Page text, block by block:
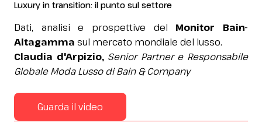
Luxury in transition: il punto sul settore
Dati, analisi e prospettive del Monitor
Bain-
Altagamma sul mercato mondiale del lusso.
Claudia d'Arpizio, Senior Partner e Responsabile
Globale Moda Lusso di Bain & Company
Guarda il video